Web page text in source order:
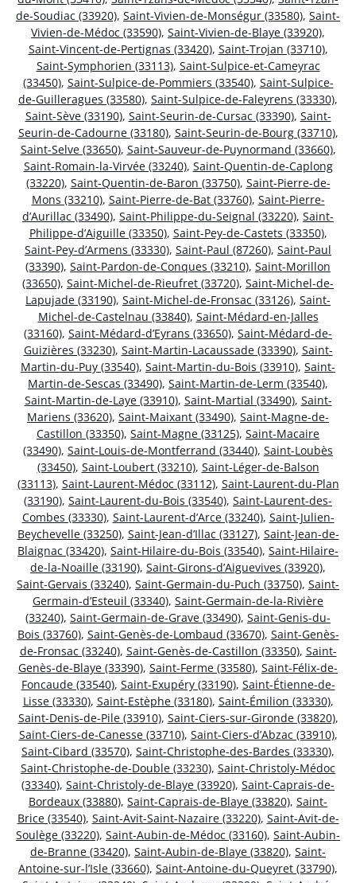
de-Soudiac (33920), Saint-Vivien-de-Monségur (33580), Saint-
Vivien-de-Médoc (33590), Saint-Vivien-de-Blaye (33920),
Saint-Vincent-de-Pertignas (33420), Saint-Trojan (33710),
Saint-Symphorien (33113), Saint-Sulpice-et-Cameyrac
(33450), Saint-Sulpice-de-Pommiers (33540), Saint-Sulpice-
de-Guilleragues (33580), Saint-Sulpice-de-Faleyrens (33330),
Saint-Sève (33190), Saint-Seurin-de-Cursac (33390), Saint-
Seurin-de-Cadourne (33180), Saint-Seurin-de-Bourg (33710),
Saint-Selve (33650), Saint-Sauveur-de-Puynormand (33660),
Saint-Romain-la-Virvée (33240), Saint-Quentin-de-Caplong
(33220), Saint-Quentin-de-Baron (33750), Saint-Pierre-de-
Mons (33210), Saint-Pierre-de-Bat (33760), Saint-Pierre-
d’Aurillac (33490), Saint-Philippe-du-Seignal (33220), Saint-
Philippe-d’Aiguille (33350), Saint-Pey-de-Castets (33350),
Saint-Pey-d’Armens (33330), Saint-Paul (87260), Saint-Paul
(33390), Saint-Pardon-de-Conques (33210), Saint-Morillon
(33650), Saint-Michel-de-Rieufret (33720), Saint-Michel-de-
Lapujade (33190), Saint-Michel-de-Fronsac (33126), Saint-
Michel-de-Castelnau (33840), Saint-Médard-en-Jalles
(33160), Saint-Médard-d’Eyrans (33650), Saint-Médard-de-
Guizières (33230), Saint-Martin-Lacaussade (33390), Saint-
Martin-du-Puy (33540), Saint-Martin-du-Bois (33910), Saint-
Martin-de-Sescas (33490), Saint-Martin-de-Lerm (33540),
Saint-Martin-de-Laye (33910), Saint-Martial (33490), Saint-
Mariens (33620), Saint-Maixant (33490), Saint-Magne-de-
Castillon (33350), Saint-Magne (33125), Saint-Macaire
(33490), Saint-Louis-de-Montferrand (33440), Saint-Loubès
(33450), Saint-Loubert (33210), Saint-Léger-de-Balson
(33113), Saint-Laurent-Médoc (33112), Saint-Laurent-du-Plan
(33190), Saint-Laurent-du-Bois (33540), Saint-Laurent-des-
Combes (33330), Saint-Laurent-d’Arce (33240), Saint-Julien-
Beychevelle (33250), Saint-Jean-d’Illac (33127), Saint-Jean-de-
Blaignac (33420), Saint-Hilaire-du-Bois (33540), Saint-Hilaire-
de-la-Noaille (33190), Saint-Girons-d’Aiguevives (33920),
Saint-Gervais (33240), Saint-Germain-du-Puch (33750), Saint-
Germain-d’Esteuil (33340), Saint-Germain-de-la-Rivière
(33240), Saint-Germain-de-Grave (33490), Saint-Genis-du-
Bois (33760), Saint-Genès-de-Lombaud (33670), Saint-Genès-
de-Fronsac (33240), Saint-Genès-de-Castillon (33350), Saint-
Genès-de-Blaye (33390), Saint-Ferme (33580), Saint-Félix-de-
Foncaude (33540), Saint-Exupéry (33190), Saint-Étienne-de-
Lisse (33330), Saint-Estèphe (33180), Saint-Émilion (33330),
Saint-Denis-de-Pile (33910), Saint-Ciers-sur-Gironde (33820),
Saint-Ciers-de-Canesse (33710), Saint-Ciers-d’Abzac (33910),
Saint-Cibard (33570), Saint-Christophe-des-Bardes (33330),
Saint-Christophe-de-Double (33230), Saint-Christoly-Médoc
(33340), Saint-Christoly-de-Blaye (33920), Saint-Caprais-de-
Bordeaux (33880), Saint-Caprais-de-Blaye (33820), Saint-
Brice (33540), Saint-Avit-Saint-Nazaire (33220), Saint-Avit-de-
Soulège (33220), Saint-Aubin-de-Médoc (33160), Saint-Aubin-
de-Branne (33420), Saint-Aubin-de-Blaye (33820), Saint-
Antoine-sur-l’Isle (33660), Saint-Antoine-du-Queyret (33790),